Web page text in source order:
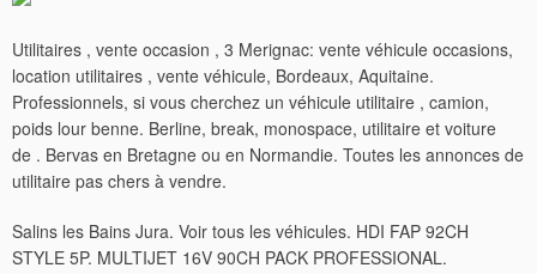
Utilitaires , vente occasion , 3 Merignac: vente véhicule occasions,
location utilitaires , vente véhicule, Bordeaux, Aquitaine.
Professionnels, si vous cherchez un véhicule utilitaire , camion,
poids lour benne. Berline, break, monospace, utilitaire et voiture
de . Bervas en Bretagne ou en Normandie. Toutes les annonces de
utilitaire pas chers à vendre.
Salins les Bains Jura. Voir tous les véhicules. HDI FAP 92CH
STYLE 5P. MULTIJET 16V 90CH PACK PROFESSIONAL.